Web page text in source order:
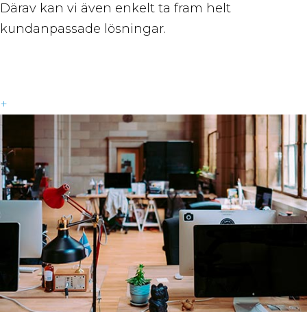
Därav kan vi även enkelt ta fram helt
kundanpassade lösningar.
+